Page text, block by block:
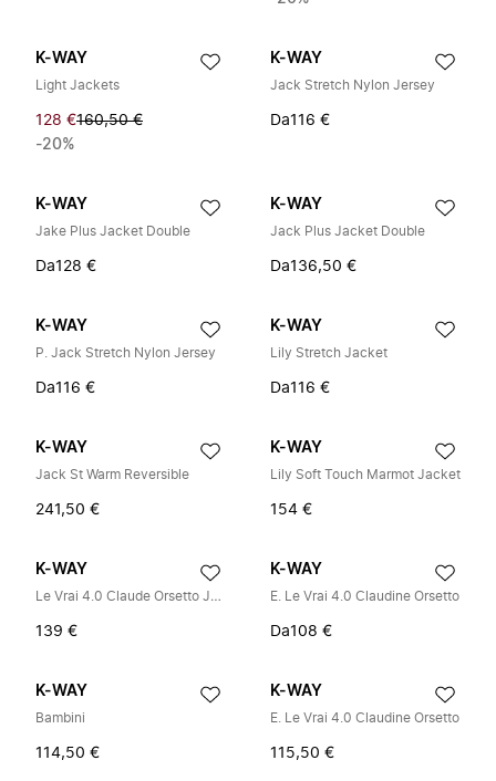
K-WAY
Light Jackets
128 €160,50 €
-20%
K-WAY
Jack Stretch Nylon Jersey
Da116 €
K-WAY
Jake Plus Jacket Double
Da128 €
K-WAY
Jack Plus Jacket Double
Da136,50 €
K-WAY
P. Jack Stretch Nylon Jersey
Da116 €
K-WAY
Lily Stretch Jacket
Da116 €
K-WAY
Jack St Warm Reversible
241,50 €
K-WAY
Lily Soft Touch Marmot Jacket
154 €
K-WAY
Le Vrai 4.0 Claude Orsetto Jacket
139 €
K-WAY
E. Le Vrai 4.0 Claudine Orsetto
Da108 €
K-WAY
Bambini
114,50 €
K-WAY
E. Le Vrai 4.0 Claudine Orsetto
115,50 €